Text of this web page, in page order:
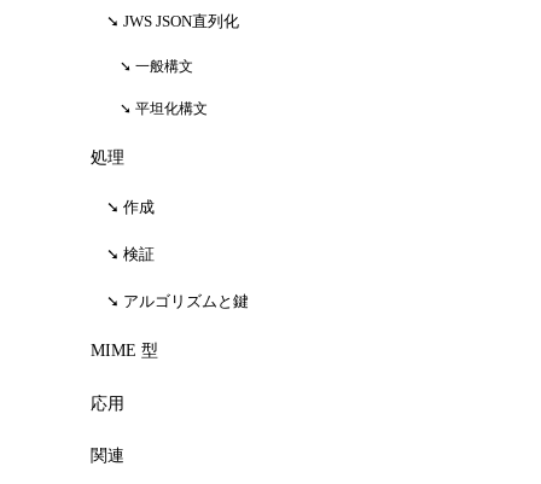
JWS JSON直列化
一般構文
平坦化構文
処理
作成
検証
アルゴリズムと鍵
MIME 型
応用
関連